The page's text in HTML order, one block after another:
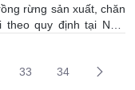
rừng sản xuất, chăn
theo quy định tại Nghị
TAB to navigate.
33 34